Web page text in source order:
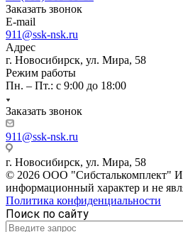
Заказать звонок
E-mail
911@ssk-nsk.ru
Адрес
г. Новосибирск, ул. Мира, 58
Режим работы
Пн. – Пт.: с 9:00 до 18:00
Заказать звонок
911@ssk-nsk.ru
г. Новосибирск, ул. Мира, 58
© 2026 ООО "Сибсталькомплект"
информационный характер и не
Политика конфиденциальности
Поиск по сайту